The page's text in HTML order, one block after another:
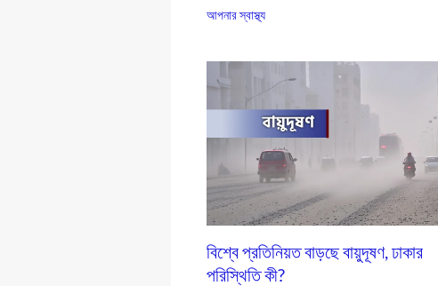
আপনার স্বাস্থ্য
বিশ্বে প্রতিনিয়ত বাড়ছে বায়ুদূষণ, ঢাকার
পরিস্থিতি কী?